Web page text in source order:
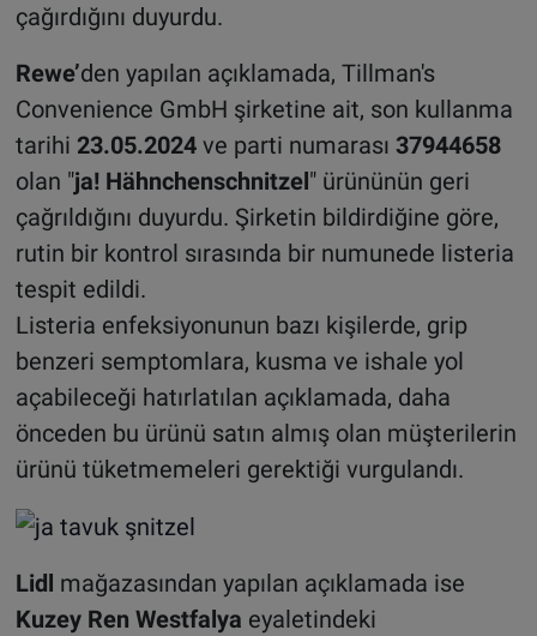
çağırdığını duyurdu.
Rewe’den yapılan açıklamada, Tillman's
Convenience GmbH şirketine ait, son kullanma
tarihi 23.05.2024 ve parti numarası 37944658
olan "ja! Hähnchenschnitzel" ürününün geri
çağrıldığını duyurdu. Şirketin bildirdiğine göre,
rutin bir kontrol sırasında bir numunede listeria
tespit edildi.
Listeria enfeksiyonunun bazı kişilerde, grip
benzeri semptomlara, kusma ve ishale yol
açabileceği hatırlatılan açıklamada, daha
önceden bu ürünü satın almış olan müşterilerin
ürünü tüketmemeleri gerektiği vurgulandı.
Lidl mağazasından yapılan açıklamada ise
Kuzey Ren Westfalya eyaletindeki